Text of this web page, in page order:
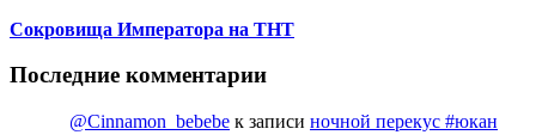
Сокровища Императора на ТНТ
Последние комментарии
@Cinnamon_bebebe к записи ночной перекус #юкан